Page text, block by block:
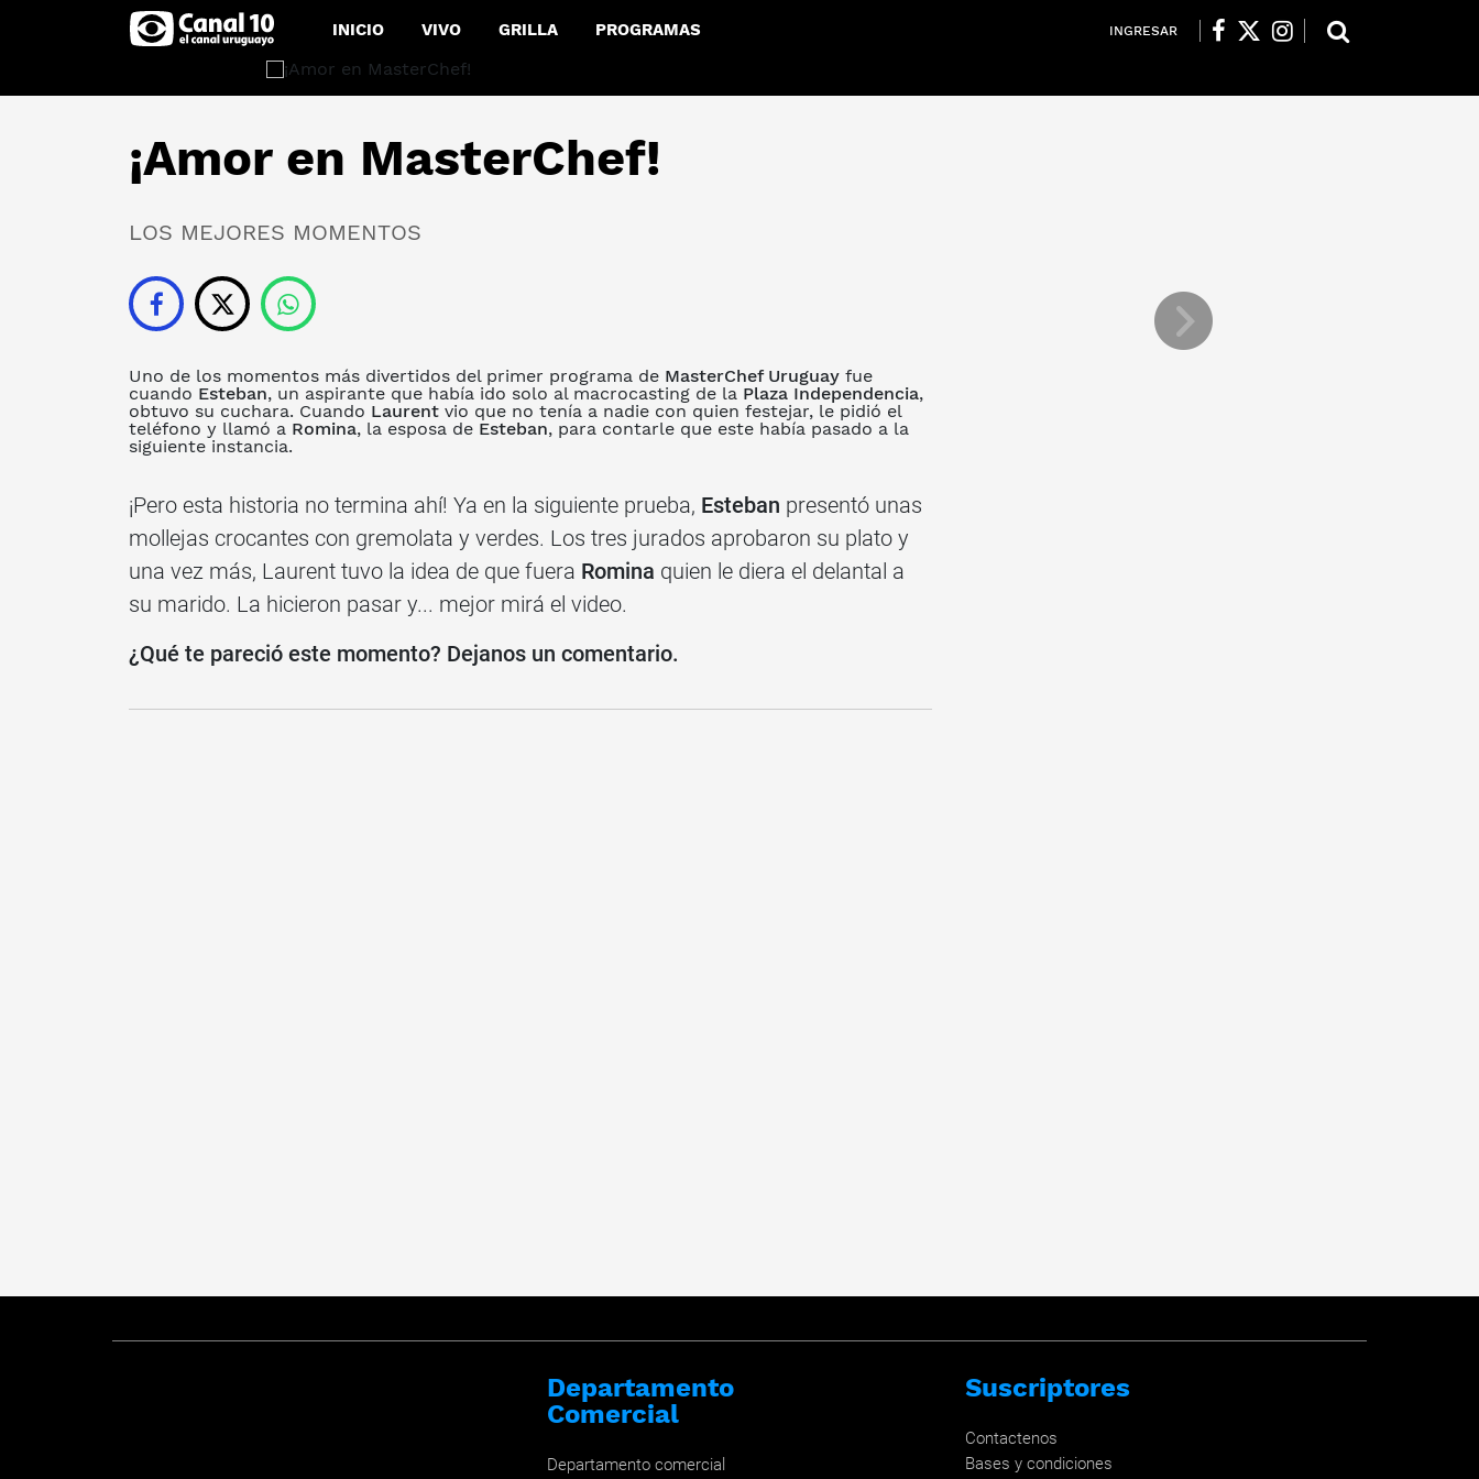
INICIO VIVO GRILLA PROGRAMAS INGRESAR
¡Amor en MasterChef!
LOS MEJORES MOMENTOS
Uno de los momentos más divertidos del primer programa de MasterChef Uruguay fue
cuando Esteban, un aspirante que había ido solo al macrocasting de la Plaza Independencia,
obtuvo su cuchara. Cuando Laurent vio que no tenía a nadie con quien festejar, le pidió el
teléfono y llamó a Romina, la esposa de Esteban, para contarle que este había pasado a la
siguiente instancia.
¡Pero esta historia no termina ahí! Ya en la siguiente prueba, Esteban presentó unas
mollejas crocantes con gremolata y verdes. Los tres jurados aprobaron su plato y
una vez más, Laurent tuvo la idea de que fuera Romina quien le diera el delantal a
su marido. La hicieron pasar y... mejor mirá el video.
¿Qué te pareció este momento? Dejanos un comentario.
Departamento
Comercial
Departamento comercial
Suscriptores
Contactenos
Bases y condiciones